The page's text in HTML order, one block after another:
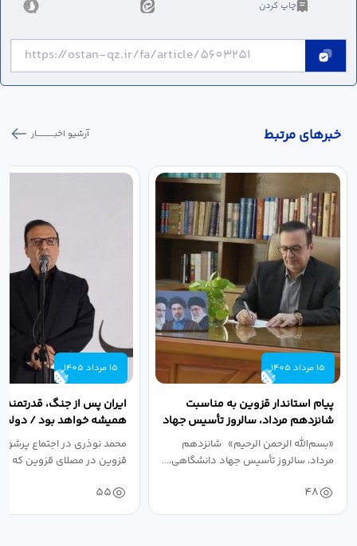
چاپ کردن
خبر‌های مرتبط آرشیو اخبـــــــــــار
15 مرداد 1405
پیام استاندار قزوین به مناسبت
شانزدهم مرداد، سالروز تأسیس جهاد
دانشگاهی
«بسم‌الله الرحمن الرحیم» شانزدهم
مرداد، سالروز تأسیس جهاد دانشگاهی،...
48
15 مرداد 1405
ایران پس از جنگ،
همیشه خواهد بود / دولت
نبرد اقتصادی،...
محمد نوذری در اجتماع
قزوین در مصلای قزوین که
55